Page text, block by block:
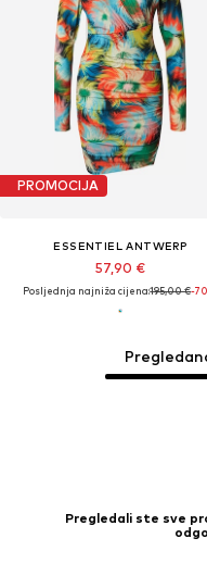
PROMOCIJA
ESSENTIEL ANTWERP
57,90 €
Posljednja najniža cijena:195,00 €-
Pregledali ste sve